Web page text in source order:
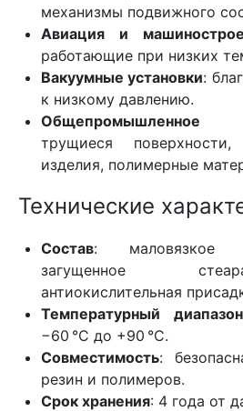
механизмы подвижного
Авиация и
работающие при низких
Вакуумные установки:
к низкому давлению.
Общепромышленное
трущиеся поверхности,
изделия, полимерные
Технические
Состав: маловязкое
загущенное
антиокислительная
Температурный
−60 °C до +90 °C.
Совместимость:
резин и полимеров.
Срок хранения: 4 года от